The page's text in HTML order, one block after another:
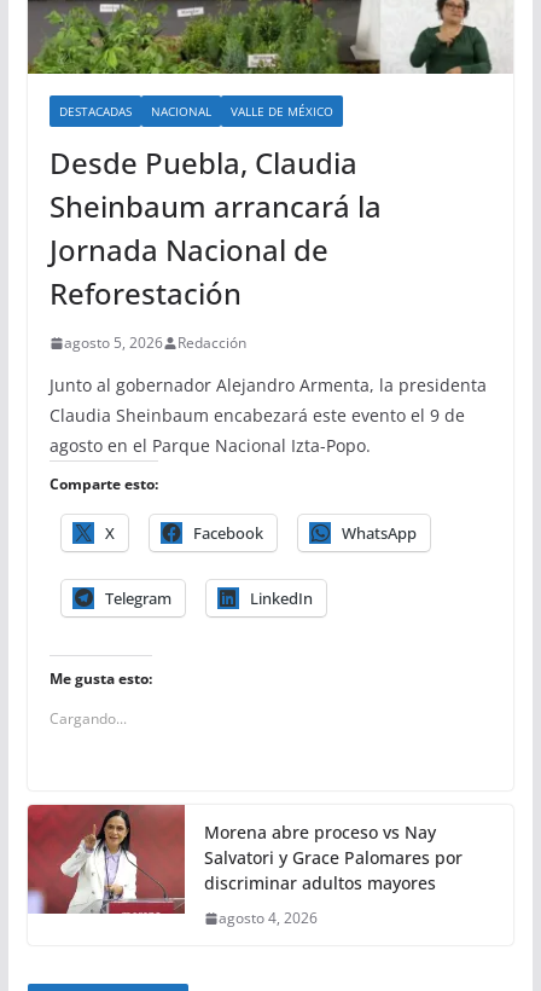
DESTACADAS NACIONAL VALLE DE MÉXICO
Desde Puebla, Claudia
Sheinbaum arrancará la
Jornada Nacional de
Reforestación
agosto 5, 2026 Redacción
Junto al gobernador Alejandro Armenta, la presidenta
Claudia Sheinbaum encabezará este evento el 9 de
agosto en el Parque Nacional Izta-Popo.
Comparte esto:
X Facebook WhatsApp
Telegram LinkedIn
Me gusta esto:
Cargando...
Morena abre proceso vs Nay
Salvatori y Grace Palomares por
discriminar adultos mayores
agosto 4, 2026